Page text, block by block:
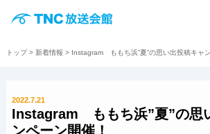
トップ> 新着情報 > Instagram ももち浜”夏”の思い出投稿キャ
2022.7.21
Instagram ももち浜”夏”の思
ンペーン開催！